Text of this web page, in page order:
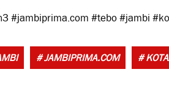
#jambiprima.com #tebo #jambi
# JAMBIPRIMA.COM #